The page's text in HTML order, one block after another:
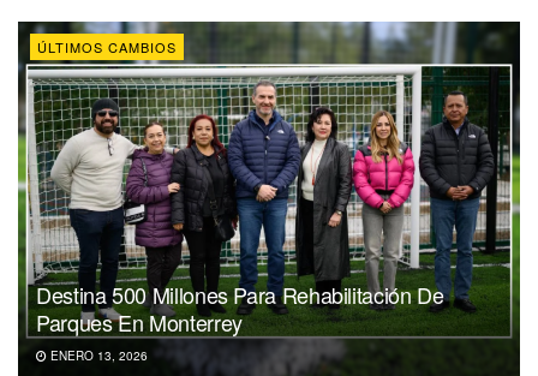
ÚLTIMOS CAMBIOS
Destina 500 Millones Para Rehabilitación De
Parques En Monterrey
ENERO 13, 2026